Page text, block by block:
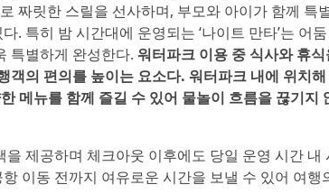
짜릿한 스릴을 선사하며, 부모와 아이가 함께 특
. 특히 밤 시간대에 운영되는 ‘나이트 만타’는 어
특별하게 완성한다. 워터파크 이용 중 식사와 휴
객의 편의를 높이는 요소다. 워터파크 내에 위치
메뉴를 함께 즐길 수 있어 물놀이 흐름을 끊기지
제공하며 체크아웃 이후에도 당일 운영 시간 내
이동 전까지 여유로운 시간을 보낼 수 있어 여행